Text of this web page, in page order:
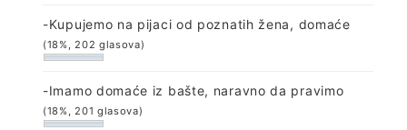
-Kupujemo na pijaci od poznatih žena, domaće
(18%, 202 glasova)
-Imamo domaće iz bašte, naravno da pravimo
(18%, 201 glasova)